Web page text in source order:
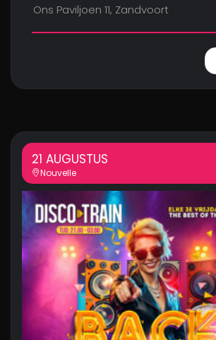
Ons Paviljoen 11, Zandvoort
21 AUGUSTUS
Nouvelle